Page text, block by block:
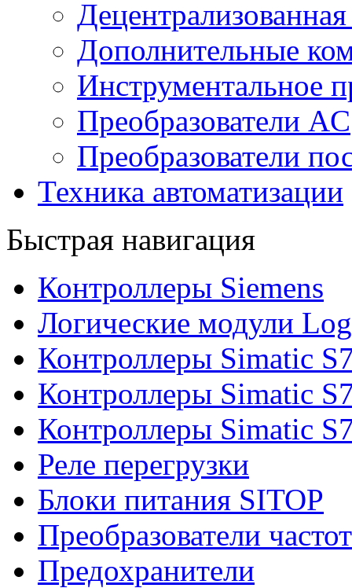
Дополнительные
Инструментальное
Преобразователи AC
Преобразователи
Техника автоматизации
Быстрая навигация
Контроллеры Siemens
Логические модули
Контроллеры Simatic
Контроллеры Simatic
Контроллеры Simatic
Реле перегрузки
Блоки питания SITOP
Преобразователи
Предохранители